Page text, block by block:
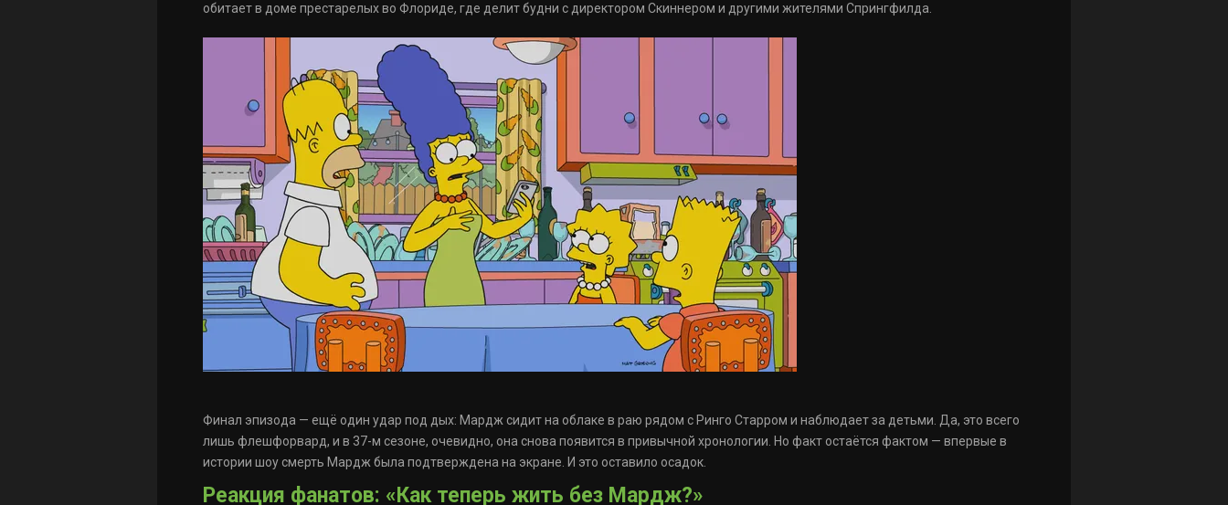
обитает в доме престарелых во Флориде, где делит будни с директором Скиннером и другими жителями Спрингфилда.
Финал эпизода — ещё один удар под дых: Мардж сидит на облаке в раю рядом с Ринго Старром и наблюдает за детьми. Да, это всего
лишь флешфорвард, и в 37-м сезоне, очевидно, она снова появится в привычной хронологии. Но факт остаётся фактом — впервые в
истории шоу смерть Мардж была подтверждена на экране. И это оставило осадок.
Реакция фанатов: «Как теперь жить без Мардж?»